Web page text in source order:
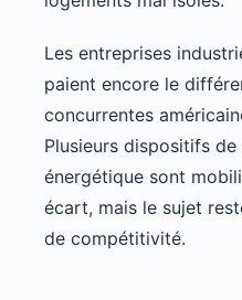
Les entreprises
paient encore le
concurrentes
Plusieurs dispositifs
énergétique sont
écart, mais le sujet
de compétitivité.